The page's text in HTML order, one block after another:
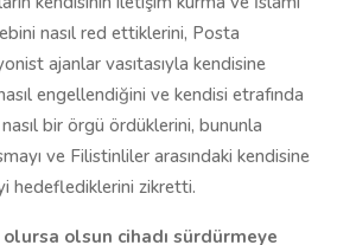
nasıl red ettiklerini, Posta
ajanlar vasıtasıyla kendisine
engellendiğini ve kendisi etrafında
bir örgü ördüklerini, bununla
ve Filistinliler arasındaki kendisine
hedeflediklerini zikretti.
olsun cihadı sürdürmeye